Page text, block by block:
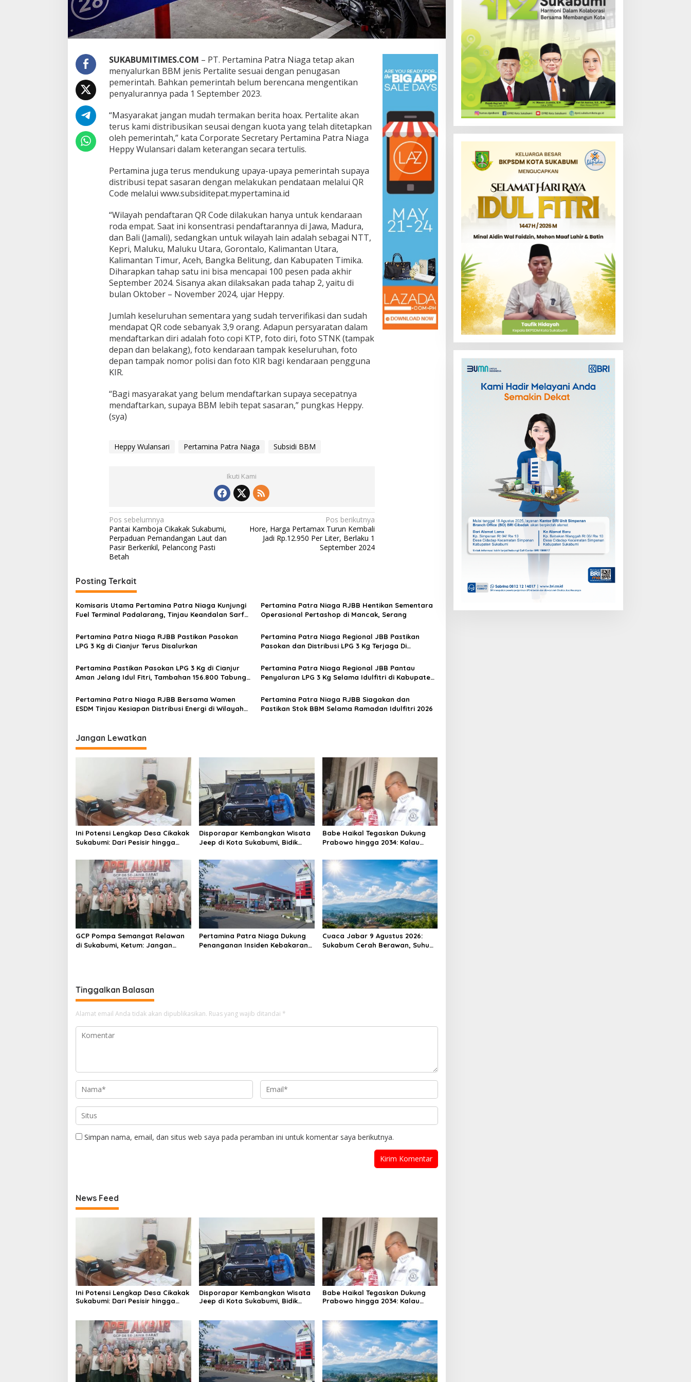
x
,
P
r
t
a
m
i
a
T
e
t
a
S
a
l
u
k
a
n
P
e
r
t
a
l
e
1
S
e
p
t
b
e
r
SUKABUMITIMES.COM – PT. Pertamina Patra Niaga tetap akan
menyalurkan BBM jenis Pertalite sesuai dengan penugasan
pemerintah. Bahkan pemerintah belum berencana mengentikan
penyalurannya pada 1 September 2023.
“Masyarakat jangan mudah termakan berita hoax. Pertalite akan
terus kami distribusikan seusai dengan kuota yang telah ditetapkan
oleh pemerintah,” kata Corporate Secretary Pertamina Patra Niaga
Heppy Wulansari dalam keterangan secara tertulis.
Pertamina juga terus mendukung upaya-upaya pemerintah supaya
distribusi tepat sasaran dengan melakukan pendataan melalui QR
Code melalui www.subsiditepat.mypertamina.id
“Wilayah pendaftaran QR Code dilakukan hanya untuk kendaraan
roda empat. Saat ini konsentrasi pendaftarannya di Jawa, Madura,
dan Bali (Jamali), sedangkan untuk wilayah lain adalah sebagai NTT,
Kepri, Maluku, Maluku Utara, Gorontalo, Kalimantan Utara,
Kalimantan Timur, Aceh, Bangka Belitung, dan Kabupaten Timika.
Diharapkan tahap satu ini bisa mencapai 100 pesen pada akhir
September 2024. Sisanya akan dilaksakan pada tahap 2, yaitu di
bulan Oktober – November 2024, ujar Heppy.
Jumlah keseluruhan sementara yang sudah terverifikasi dan sudah
mendapat QR code sebanyak 3,9 orang. Adapun persyaratan dalam
mendaftarkan diri adalah foto copi KTP, foto diri, foto STNK (tampak
depan dan belakang), foto kendaraan tampak keseluruhan, foto
depan tampak nomor polisi dan foto KIR bagi kendaraan pengguna
KIR.
“Bagi masyarakat yang belum mendaftarkan supaya secepatnya
mendaftarkan, supaya BBM lebih tepat sasaran,” pungkas Heppy.
(sya)
Heppy Wulansari Pertamina Patra Niaga Subsidi BBM
Ikuti Kami
N
a
v
i
g
a
s
i
p
o
s
Pos sebelumnya
Pantai Kamboja Cikakak Sukabumi,
Perpaduan Pemandangan Laut dan
Pasir Berkerikil, Pelancong Pasti
Betah
Pos berikutnya
Hore, Harga Pertamax Turun Kembali
Jadi Rp.12.950 Per Liter, Berlaku 1
September 2024
Posting Terkait
Komisaris Utama Pertamina Patra Niaga Kunjungi
Fuel Terminal Padalarang, Tinjau Keandalan Sarfas
Pertamina Patra Niaga RJBB Hentikan Sementara
Operasional Pertashop di Mancak, Serang
Pertamina Patra Niaga RJBB Pastikan Pasokan
LPG 3 Kg di Cianjur Terus Disalurkan
Pertamina Patra Niaga Regional JBB Pastikan
Pasokan dan Distribusi LPG 3 Kg Terjaga Di
Pertamina Pastikan Pasokan LPG 3 Kg di Cianjur
Aman Jelang Idul Fitri, Tambahan 156.800 Tabung
Pertamina Patra Niaga Regional JBB Pantau
Penyaluran LPG 3 Kg Selama Idulfitri di Kabupaten
Pertamina Patra Niaga RJBB Bersama Wamen
ESDM Tinjau Kesiapan Distribusi Energi di Wilayah
Pertamina Patra Niaga RJBB Siagakan dan
Pastikan Stok BBM Selama Ramadan Idulfitri 2026
Jangan Lewatkan
Ini Potensi Lengkap Desa Cikakak
Sukabumi: Dari Pesisir hingga
Disporapar Kembangkan Wisata
Jeep di Kota Sukabumi, Bidik
Cikundul: Upaya Peningkatan PAD
Babe Haikal Tegaskan Dukung
Prabowo hingga 2034: Kalau
Lanjutkan Dong
GCP Pompa Semangat Relawan
di Sukabumi, Ketum: Jangan
Pertamina Patra Niaga Dukung
Penanganan Insiden Kebakaran
Cuaca Jabar 9 Agustus 2026:
Sukabum Cerah Berawan, Suhu
Tinggalkan Balasan
Alamat email Anda tidak akan dipublikasikan. Ruas yang wajib ditandai *
Simpan nama, email, dan situs web saya pada peramban ini untuk komentar saya berikutnya.
News Feed
Ini Potensi Lengkap Desa Cikakak
Sukabumi: Dari Pesisir hingga
Disporapar Kembangkan Wisata
Jeep di Kota Sukabumi, Bidik
Babe Haikal Tegaskan Dukung
Prabowo hingga 2034: Kalau